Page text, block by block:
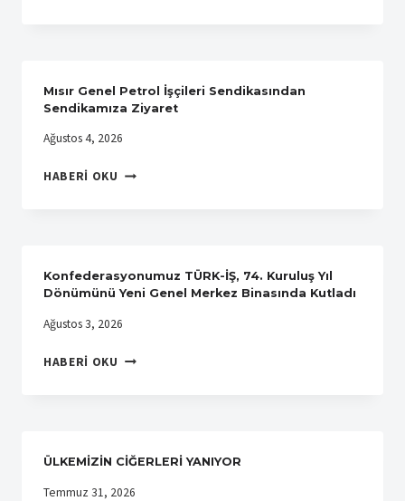
AĞIZ
DIŞ
ANLAŞMASI
Mısır Genel Petrol İşçileri Sendikasından
Sendikamıza Ziyaret
Ağustos 4, 2026
HABERI OKU MISIR
SENDIKAMIZA
ZIYARET
Konfederasyonumuz TÜRK-İŞ, 74. Kuruluş Yıl
Dönümünü Yeni Genel Merkez Binasında Kutladı
Ağustos 3, 2026
HABERI OKU KONFEDERASYONUMUZ
YIL
DÖNÜMÜNÜ
YENI
ÜLKEMİZİN CİĞERLERİ YANIYOR
Temmuz 31, 2026